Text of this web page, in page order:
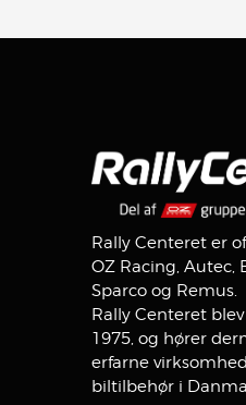
Rally Centeret er
OZ Racing, Autec,
Sparco og Remus.
Rally Centeret
1975, og hører
erfarne
biltilbehør i